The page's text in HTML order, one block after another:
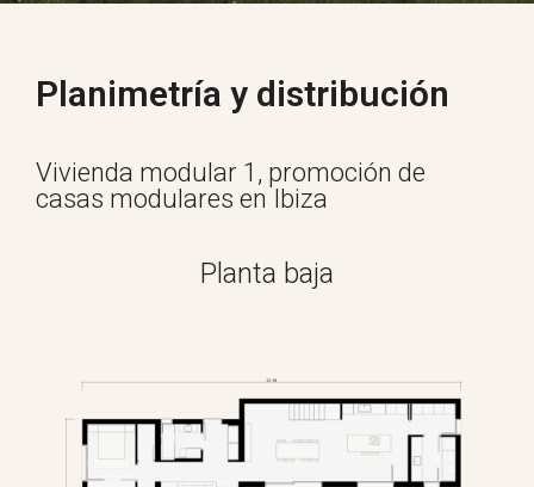
Planimetría y distribución
Vivienda modular 1, promoción de
casas modulares en Ibiza
Planta baja